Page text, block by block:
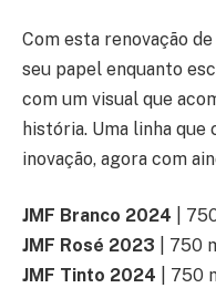
Com esta renovação
seu papel enquanto
com um visual que
história. Uma linha
inovação, agora com
JMF Branco 2024
|
JMF Rosé 2023
| 750
JMF Tinto 2024
| 750